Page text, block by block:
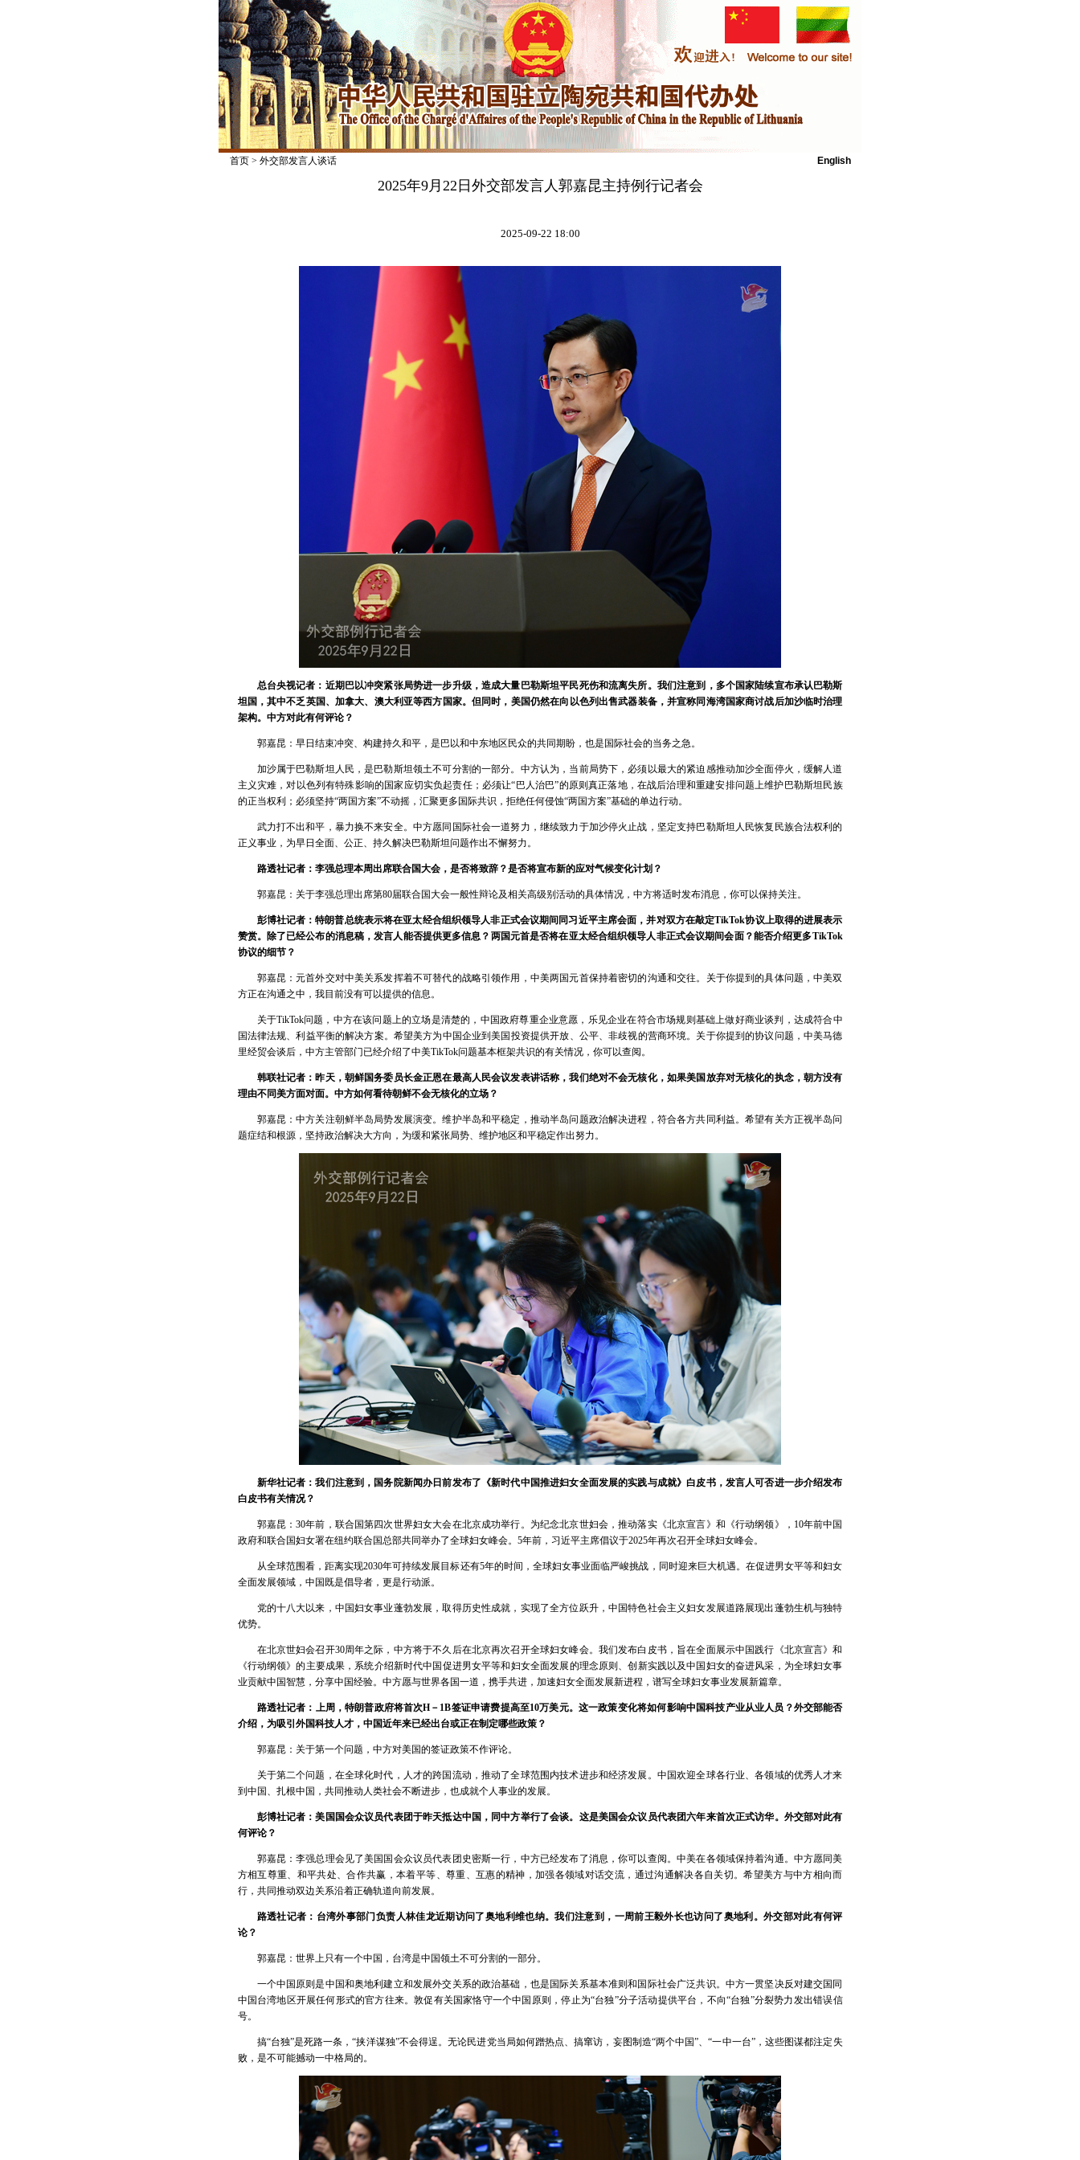
首页> 外交部发言人谈话 English
2025年9月22日外交部发言人郭嘉昆主持例行记者会
2025-09-22 18:00
总台央视记者：近期巴以冲突紧张局势进一步升级，造成大量巴勒斯坦平民死伤和流离失所。我们注意到，多个国家陆续宣布承认巴勒斯
坦国，其中不乏英国、加拿大、澳大利亚等西方国家。但同时，美国仍然在向以色列出售武器装备，并宣称同海湾国家商讨战后加沙临时治理
架构。中方对此有何评论？
郭嘉昆：早日结束冲突、构建持久和平，是巴以和中东地区民众的共同期盼，也是国际社会的当务之急。
加沙属于巴勒斯坦人民，是巴勒斯坦领土不可分割的一部分。中方认为，当前局势下，必须以最大的紧迫感推动加沙全面停火，缓解人道
主义灾难，对以色列有特殊影响的国家应切实负起责任；必须让“巴人治巴”的原则真正落地，在战后治理和重建安排问题上维护巴勒斯坦民族
的正当权利；必须坚持“两国方案”不动摇，汇聚更多国际共识，拒绝任何侵蚀“两国方案”基础的单边行动。
武力打不出和平，暴力换不来安全。中方愿同国际社会一道努力，继续致力于加沙停火止战，坚定支持巴勒斯坦人民恢复民族合法权利的
正义事业，为早日全面、公正、持久解决巴勒斯坦问题作出不懈努力。
路透社记者：李强总理本周出席联合国大会，是否将致辞？是否将宣布新的应对气候变化计划？
郭嘉昆：关于李强总理出席第80届联合国大会一般性辩论及相关高级别活动的具体情况，中方将适时发布消息，你可以保持关注。
彭博社记者：特朗普总统表示将在亚太经合组织领导人非正式会议期间同习近平主席会面，并对双方在敲定TikTok协议上取得的进展表示
赞赏。除了已经公布的消息稿，发言人能否提供更多信息？两国元首是否将在亚太经合组织领导人非正式会议期间会面？能否介绍更多TikTok
协议的细节？
郭嘉昆：元首外交对中美关系发挥着不可替代的战略引领作用，中美两国元首保持着密切的沟通和交往。关于你提到的具体问题，中美双
方正在沟通之中，我目前没有可以提供的信息。
关于TikTok问题，中方在该问题上的立场是清楚的，中国政府尊重企业意愿，乐见企业在符合市场规则基础上做好商业谈判，达成符合中
国法律法规、利益平衡的解决方案。希望美方为中国企业到美国投资提供开放、公平、非歧视的营商环境。关于你提到的协议问题，中美马德
里经贸会谈后，中方主管部门已经介绍了中美TikTok问题基本框架共识的有关情况，你可以查阅。
韩联社记者：昨天，朝鲜国务委员长金正恩在最高人民会议发表讲话称，我们绝对不会无核化，如果美国放弃对无核化的执念，朝方没有
理由不同美方面对面。中方如何看待朝鲜不会无核化的立场？
郭嘉昆：中方关注朝鲜半岛局势发展演变。维护半岛和平稳定，推动半岛问题政治解决进程，符合各方共同利益。希望有关方正视半岛问
题症结和根源，坚持政治解决大方向，为缓和紧张局势、维护地区和平稳定作出努力。
新华社记者：我们注意到，国务院新闻办日前发布了《新时代中国推进妇女全面发展的实践与成就》白皮书，发言人可否进一步介绍发布
白皮书有关情况？
郭嘉昆：30年前，联合国第四次世界妇女大会在北京成功举行。为纪念北京世妇会，推动落实《北京宣言》和《行动纲领》，10年前中国
政府和联合国妇女署在纽约联合国总部共同举办了全球妇女峰会。5年前，习近平主席倡议于2025年再次召开全球妇女峰会。
从全球范围看，距离实现2030年可持续发展目标还有5年的时间，全球妇女事业面临严峻挑战，同时迎来巨大机遇。在促进男女平等和妇女
全面发展领域，中国既是倡导者，更是行动派。
党的十八大以来，中国妇女事业蓬勃发展，取得历史性成就，实现了全方位跃升，中国特色社会主义妇女发展道路展现出蓬勃生机与独特
优势。
在北京世妇会召开30周年之际，中方将于不久后在北京再次召开全球妇女峰会。我们发布白皮书，旨在全面展示中国践行《北京宣言》和
《行动纲领》的主要成果，系统介绍新时代中国促进男女平等和妇女全面发展的理念原则、创新实践以及中国妇女的奋进风采，为全球妇女事
业贡献中国智慧，分享中国经验。中方愿与世界各国一道，携手共进，加速妇女全面发展新进程，谱写全球妇女事业发展新篇章。
路透社记者：上周，特朗普政府将首次H－1B签证申请费提高至10万美元。这一政策变化将如何影响中国科技产业从业人员？外交部能否
介绍，为吸引外国科技人才，中国近年来已经出台或正在制定哪些政策？
郭嘉昆：关于第一个问题，中方对美国的签证政策不作评论。
关于第二个问题，在全球化时代，人才的跨国流动，推动了全球范围内技术进步和经济发展。中国欢迎全球各行业、各领域的优秀人才来
到中国、扎根中国，共同推动人类社会不断进步，也成就个人事业的发展。
彭博社记者：美国国会众议员代表团于昨天抵达中国，同中方举行了会谈。这是美国会众议员代表团六年来首次正式访华。外交部对此有
何评论？
郭嘉昆：李强总理会见了美国国会众议员代表团史密斯一行，中方已经发布了消息，你可以查阅。中美在各领域保持着沟通。中方愿同美
方相互尊重、和平共处、合作共赢，本着平等、尊重、互惠的精神，加强各领域对话交流，通过沟通解决各自关切。希望美方与中方相向而
行，共同推动双边关系沿着正确轨道向前发展。
路透社记者：台湾外事部门负责人林佳龙近期访问了奥地利维也纳。我们注意到，一周前王毅外长也访问了奥地利。外交部对此有何评
论？
郭嘉昆：世界上只有一个中国，台湾是中国领土不可分割的一部分。
一个中国原则是中国和奥地利建立和发展外交关系的政治基础，也是国际关系基本准则和国际社会广泛共识。中方一贯坚决反对建交国同
中国台湾地区开展任何形式的官方往来。敦促有关国家恪守一个中国原则，停止为“台独”分子活动提供平台，不向“台独”分裂势力发出错误信
号。
搞“台独”是死路一条，“挟洋谋独”不会得逞。无论民进党当局如何蹭热点、搞窜访，妄图制造“两个中国”、“一中一台”，这些图谋都注定失
败，是不可能撼动一中格局的。